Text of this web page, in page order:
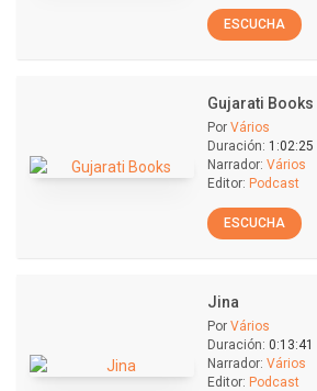
ESCUCHA
Gujarati Books
Por Vários
Duración: 1:02:25
Narrador: Vários
Editor: Podcast
ESCUCHA
Jina
Por Vários
Duración: 0:13:41
Narrador: Vários
Editor: Podcast